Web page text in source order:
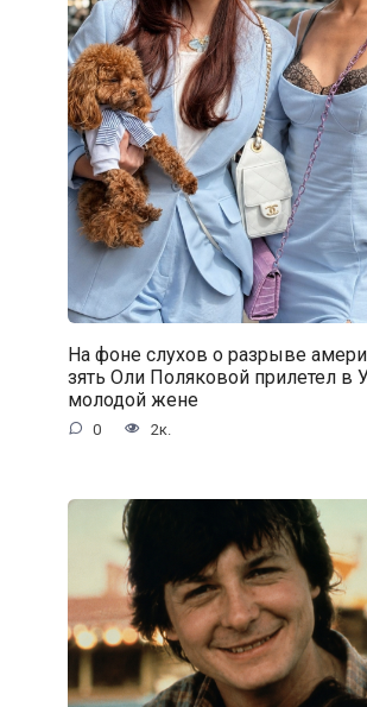
На фоне слухов о разрыве
зять Оли Поляковой прилетел в
молодой жене
0 2к.